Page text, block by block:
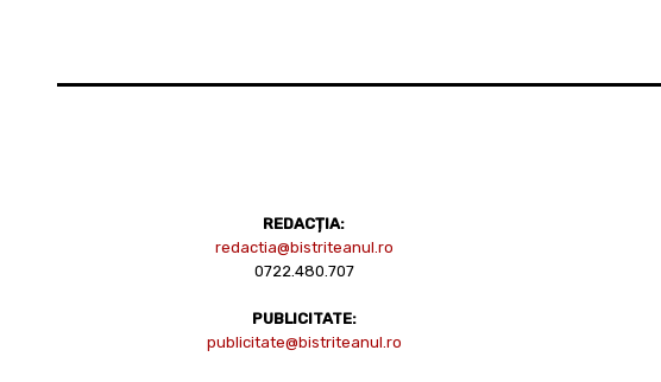
REDACȚIA:
redactia@bistriteanul.ro
0722.480.707
PUBLICITATE:
publicitate@bistriteanul.ro